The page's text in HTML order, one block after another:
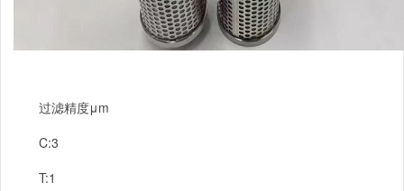
过滤精度μm
C:3
T:1